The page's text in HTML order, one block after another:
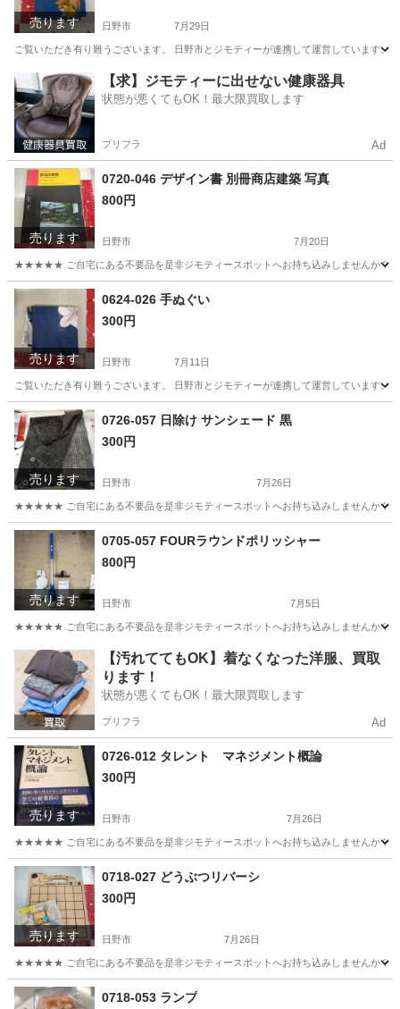
売ります 日野市 7月29日
ご覧いただき有り難うございます。 日野市とジモティーが連携して運営していま
東京 日野市 小物 現地
【求】ジモティーに出せない健康器具
状態が悪くてもOK！最大限買取します
プリフラ Ad
売ります
0720-046 デザイン書 別冊商店建築 写真
800円
日野市 7月20日
★★★★★ ご自宅にある不要品を是非ジモティースポットへお持ち込みしませんか？
東京 日野市 商店
売ります
0624-026 手ぬぐい
300円
日野市 7月11日
ご覧いただき有り難うございます。 日野市とジモティーが連携して運営していま
東京 日野市 現地
売ります
0726-057 日除け サンシェード 黒
300円
日野市 7月26日
★★★★★ ご自宅にある不要品を是非ジモティースポットへお持ち込みしませんか？
東京 日野市 サンシェード
売ります
0705-057 FOURラウンドポリッシャー
800円
日野市 7月5日
★★★★★ ご自宅にある不要品を是非ジモティースポットへお持ち込みしませんか？
東京 日野市 生活家電 現地
【汚れててもOK】着なくなった洋服、買取
ります！
状態が悪くてもOK！最大限買取します
プリフラ Ad
売ります
0726-012 タレント マネジメント概論
300円
日野市 7月26日
★★★★★ ご自宅にある不要品を是非ジモティースポットへお持ち込みしませんか？
東京 日野市 ビジネス、経済 現地
売ります
0718-027 どうぶつリバーシ
300円
日野市 7月26日
★★★★★ ご自宅にある不要品を是非ジモティースポットへお持ち込みしませんか？
東京 日野市 ボードゲーム 現地
0718-053 ランプ